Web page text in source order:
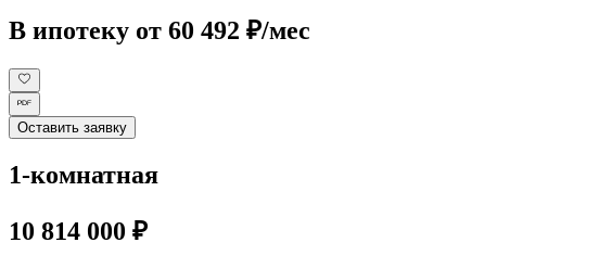
В ипотеку от 60 492 ₽/мес
Оставить заявку
1-комнатная
10 814 000 ₽